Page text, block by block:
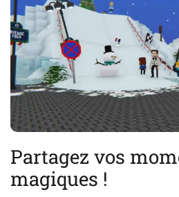
Partagez vos
magiques !